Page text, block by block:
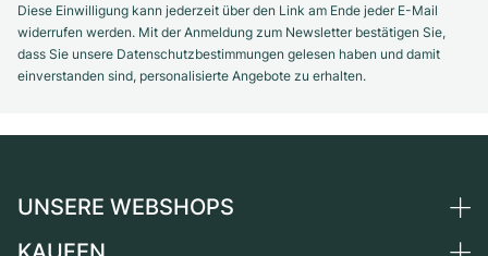
Diese Einwilligung kann jederzeit über den Link am Ende jeder E-Mail
widerrufen werden. Mit der Anmeldung zum Newsletter bestätigen Sie,
dass Sie unsere Datenschutzbestimmungen gelesen haben und damit
einverstanden sind, personalisierte Angebote zu erhalten.
UNSERE WEBSHOPS
Deutschland